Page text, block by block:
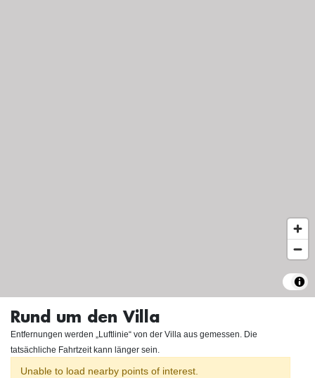
Rund um den Villa
Entfernungen werden „Luftlinie“ von der Villa aus gemessen. Die
tatsächliche Fahrtzeit kann länger sein.
Unable to load nearby points of interest.